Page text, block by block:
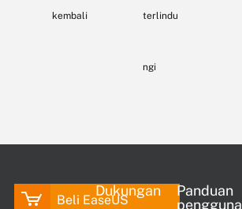
kembali terlindu
ngi
Beli EaseUS
Dukungan
Panduan
pengguna